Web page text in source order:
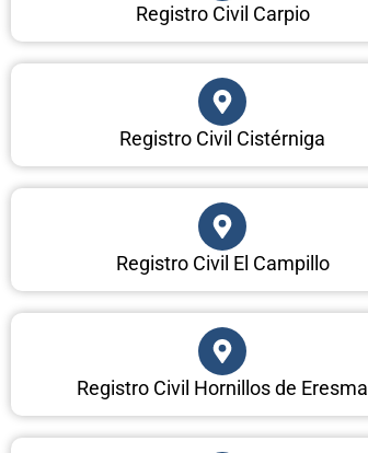
Registro Civil Carpio
Registro Civil Cistérniga
Registro Civil El Campillo
Registro Civil Hornillos de Eresma